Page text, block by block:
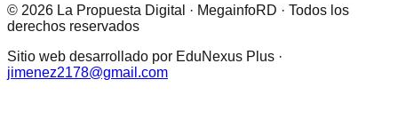
© 2026 La Propuesta Digital · MegainfoRD · Todos los
derechos reservados
Sitio web desarrollado por EduNexus Plus ·
jimenez2178@gmail.com